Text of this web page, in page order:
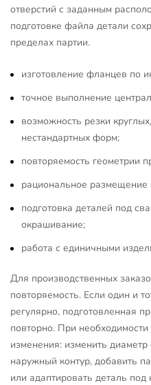
отверстий с заданным
подготовке файла детали
пределах партии.
изготовление фланцев по
точное выполнение
возможность резки
нестандартных форм;
повторяемость геометрии
рациональное размещение
подготовка деталей под
окрашивание;
работа с единичными
Для производственных
повторяемость. Если один и
регулярно, подготовленная
повторно. При
изменения: изменить диаметр
наружный контур, добавить
или адаптировать деталь под